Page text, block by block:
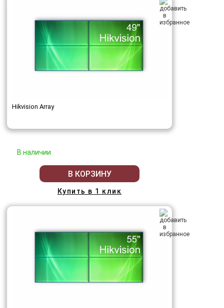
Hikvision Array
В наличии
В КОРЗИНУ
Купить в 1 клик